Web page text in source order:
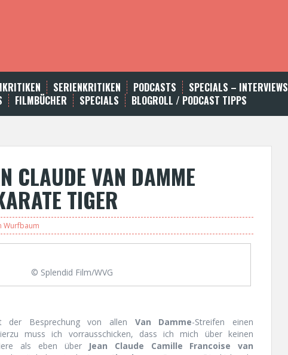
SERIENKRITIKEN PODCASTS SPECIALS – INTERVIEWS
FILMBÜCHER SPECIALS BLOGROLL / PODCAST TIPPS
CLAUDE VAN DAMME
TIGER
Wurfbaum
© Splendid Film/WVG
der Besprechung von allen Van Damme-Streifen einen
muss ich vorrausschicken, dass ich mich über keinen
als eben über Jean Claude Camille Francoise van